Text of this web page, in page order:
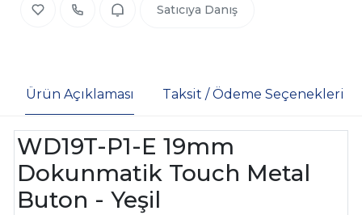
Satıcıya Danış
Ürün Açıklaması Taksit / Ödeme Seçenekleri
WD19T-P1-E 19mm
Dokunmatik Touch Metal
Buton - Yeşil